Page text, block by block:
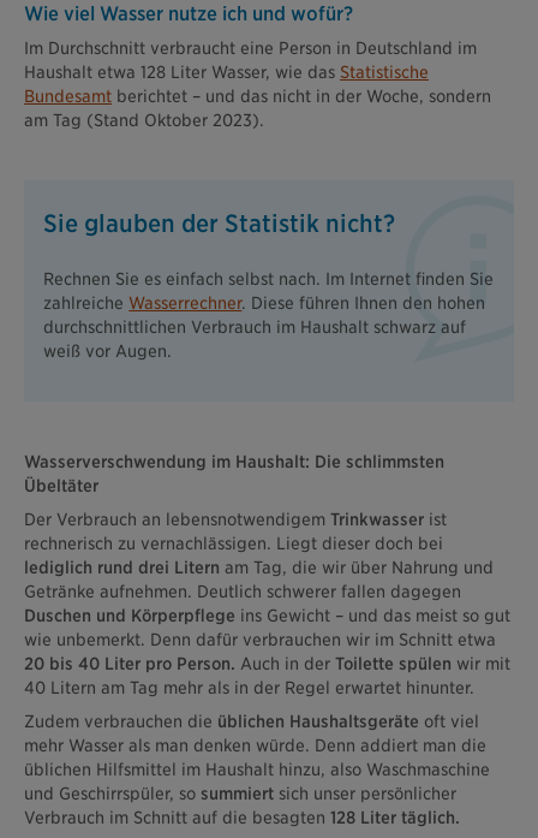
Wie viel Wasser nutze ich und wofür?
Im Durchschnitt verbraucht eine Person in Deutschland im
Haushalt etwa 128 Liter Wasser, wie das Statistische
Bundesamt berichtet – und das nicht in der Woche, sondern
am Tag (Stand Oktober 2023).
Sie glauben der Statistik nicht?
Rechnen Sie es einfach selbst nach. Im Internet finden Sie
zahlreiche Wasserrechner. Diese führen Ihnen den hohen
durchschnittlichen Verbrauch im Haushalt schwarz auf
weiß vor Augen.
Wasserverschwendung im Haushalt: Die schlimmsten
Übeltäter
Der Verbrauch an lebensnotwendigem Trinkwasser ist
rechnerisch zu vernachlässigen. Liegt dieser doch bei
lediglich rund drei Litern am Tag, die wir über Nahrung und
Getränke aufnehmen. Deutlich schwerer fallen dagegen
Duschen und Körperpflege ins Gewicht – und das meist so gut
wie unbemerkt. Denn dafür verbrauchen wir im Schnitt etwa
20 bis 40 Liter pro Person. Auch in der Toilette spülen wir mit
40 Litern am Tag mehr als in der Regel erwartet hinunter.
Zudem verbrauchen die üblichen Haushaltsgeräte oft viel
mehr Wasser als man denken würde. Denn addiert man die
üblichen Hilfsmittel im Haushalt hinzu, also Waschmaschine
und Geschirrspüler, so summiert sich unser persönlicher
Verbrauch im Schnitt auf die besagten 128 Liter täglich.